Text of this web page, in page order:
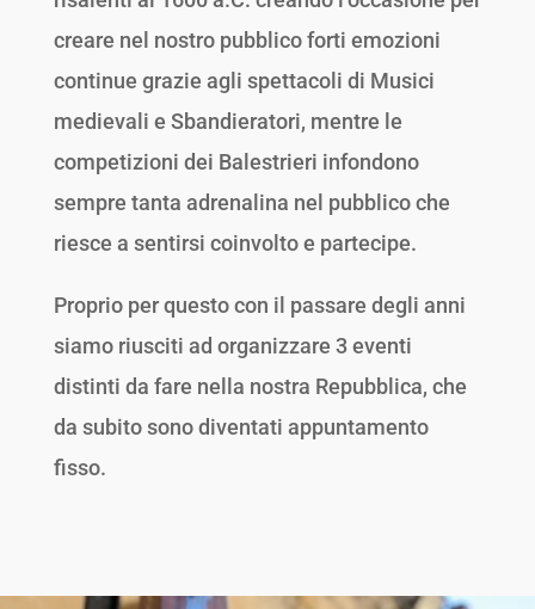
creare nel nostro pubblico forti emozioni
continue grazie agli spettacoli di Musici
medievali e Sbandieratori, mentre le
competizioni dei Balestrieri infondono
sempre tanta adrenalina nel pubblico che
riesce a sentirsi coinvolto e partecipe.
Proprio per questo con il passare degli anni
siamo riusciti ad organizzare 3 eventi
distinti da fare nella nostra Repubblica, che
da subito sono diventati appuntamento
fisso.